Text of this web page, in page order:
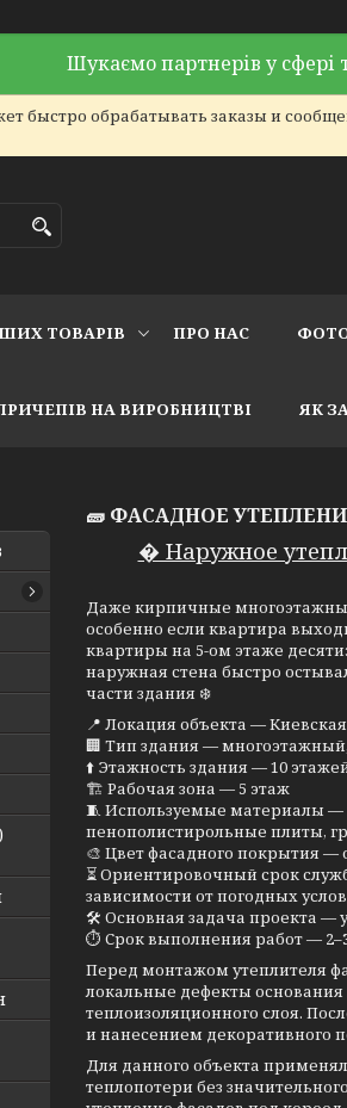
Шукаємо партнерів у сфері
быстро обрабатывать заказы и
ТОВАРІВ ПРО НАС
НА ВИРОБНИЦТВІ ЯК
🧱 ФАСАДНОЕ
� Наружное
Даже кирпичные
особенно если квартира
квартиры на 5-ом этаже
наружная стена быстро
части здания ❄️
📍 Локация объекта —
🏢 Тип здания —
⬆️ Этажность здания — 10
🏗 Рабочая зона — 5 этаж
🧵 Используемые материалы —
пенополистирольные плиты,
🎨 Цвет фасадного покрытия
⏳ Ориентировочный срок
зависимости от погодных
🛠 Основная задача проекта —
⏱ Срок выполнения работ —
Перед монтажом утеплителя
локальные дефекты
теплоизоляционного слоя.
и нанесением декоративного
Для данного объекта
теплопотери без